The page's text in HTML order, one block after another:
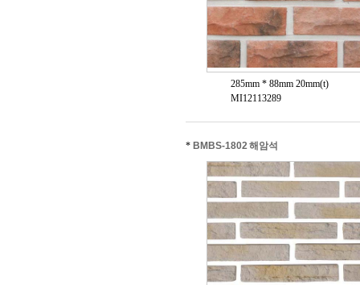
285mm * 88mm 20mm(t)
MI12113289
* BMBS-1802 해암석